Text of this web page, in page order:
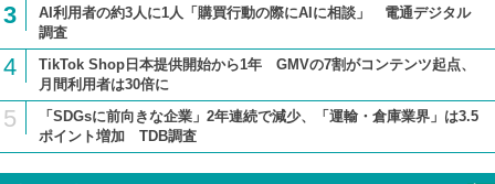
3
AI利用者の約3人に1人「購買行動の際にAIに相談」 電通デジタル
調査
4
TikTok Shop日本提供開始から1年 GMVの7割がコンテンツ起点、
月間利用者は30倍に
5
「SDGsに前向きな企業」2年連続で減少、「運輸・倉庫業界」は3.5
ポイント増加 TDB調査